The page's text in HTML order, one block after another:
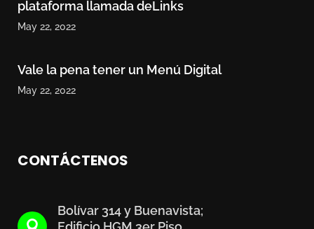
plataforma llamada deLinks
May 22, 2022
Vale la pena tener un Menú Digital
May 22, 2022
CONTÁCTENOS
Bolívar 314 y Buenavista;